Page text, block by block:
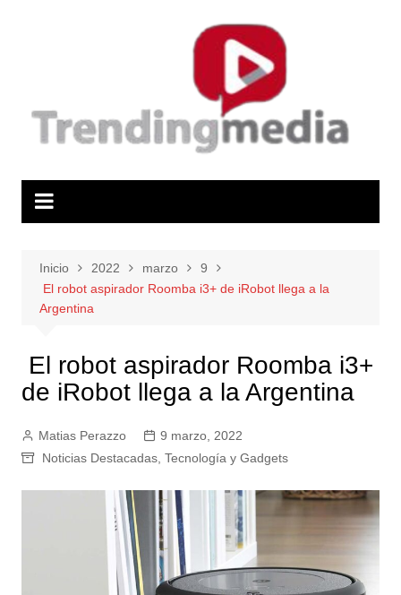
Inicio 2022 marzo
9
El robot aspirador Roomba i3+ de iRobot llega a la
Argentina
El robot aspirador Roomba i3+
de iRobot llega a la Argentina
Matias Perazzo
9 marzo, 2022
Noticias Destacadas, Tecnología y Gadgets